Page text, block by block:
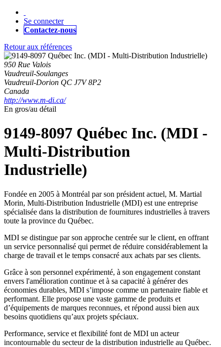
Se connecter
Contactez-nous
Retour aux références
950 Rue Valois
Vaudreuil-Soulanges
Vaudreuil-Dorion QC J7V 8P2
Canada
http://www.m-di.ca/
En gros/au détail
9149-8097 Québec Inc. (MDI -
Multi-Distribution
Industrielle)
Fondée en 2005 à Montréal par son président actuel, M. Martial
Morin, Multi-Distribution Industrielle (MDI) est une entreprise
spécialisée dans la distribution de fournitures industrielles à travers
toute la province du Québec.
MDI se distingue par son approche centrée sur le client, en offrant
un service personnalisé qui permet de réduire considérablement la
charge de travail et le temps consacré aux achats par ses clients.
Grâce à son personnel expérimenté, à son engagement constant
envers l'amélioration continue et à sa capacité à générer des
économies durables, MDI s’impose comme un partenaire fiable et
performant. Elle propose une vaste gamme de produits et
d’équipements de marques reconnues, et répond aussi bien aux
besoins quotidiens qu’aux projets spéciaux.
Performance, service et flexibilité font de MDI un acteur
incontournable du secteur de la distribution industrielle au Québec.